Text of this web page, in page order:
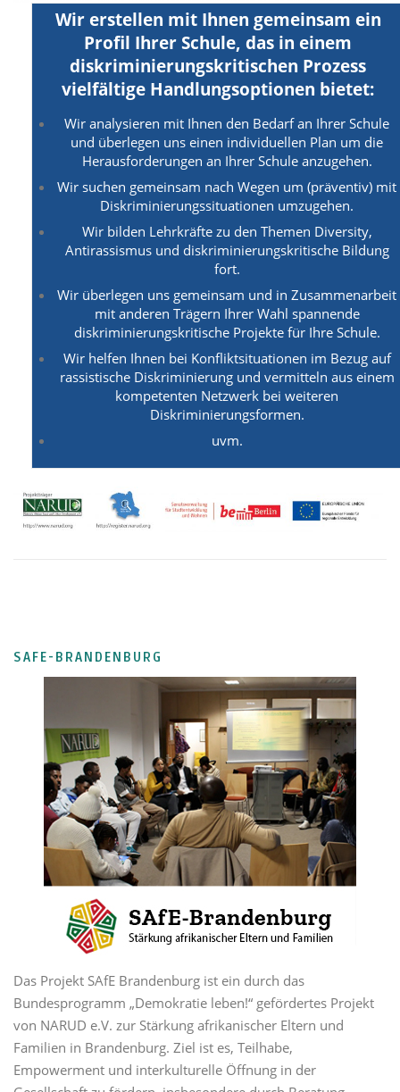
Wir erstellen mit Ihnen gemeinsam ein
Profil Ihrer Schule, das in einem
diskriminierungskritischen Prozess
vielfältige Handlungsoptionen bietet:
Wir analysieren mit Ihnen den Bedarf an Ihrer Schule
und überlegen uns einen individuellen Plan um die
Herausforderungen an Ihrer Schule anzugehen.
Wir suchen gemeinsam nach Wegen um (präventiv) mit
Diskriminierungssituationen umzugehen.
Wir bilden Lehrkräfte zu den Themen Diversity,
Antirassismus und diskriminierungskritische Bildung
fort.
Wir überlegen uns gemeinsam und in Zusammenarbeit
mit anderen Trägern Ihrer Wahl spannende
diskriminierungskritische Projekte für Ihre Schule.
Wir helfen Ihnen bei Konfliktsituationen im Bezug auf
rassistische Diskriminierung und vermitteln aus einem
kompetenten Netzwerk bei weiteren
Diskriminierungsformen.
uvm.
SAFE-BRANDENBURG
Das Projekt SAfE Brandenburg ist ein durch das
Bundesprogramm „Demokratie leben!“ gefördertes Projekt
von NARUD e.V. zur Stärkung afrikanischer Eltern und
Familien in Brandenburg. Ziel ist es, Teilhabe,
Empowerment und interkulturelle Öffnung in der